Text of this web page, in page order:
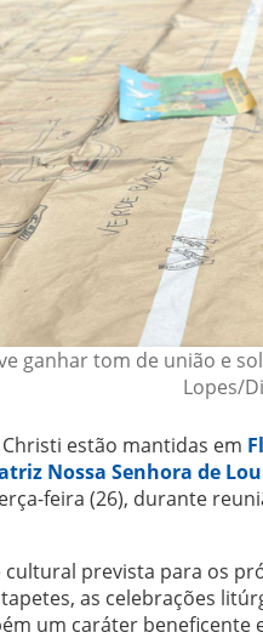
ganhar tom de união e
Lopes/
estão mantidas em
Nossa Senhora de
feira (26), durante
prevista para os
as celebrações
um caráter